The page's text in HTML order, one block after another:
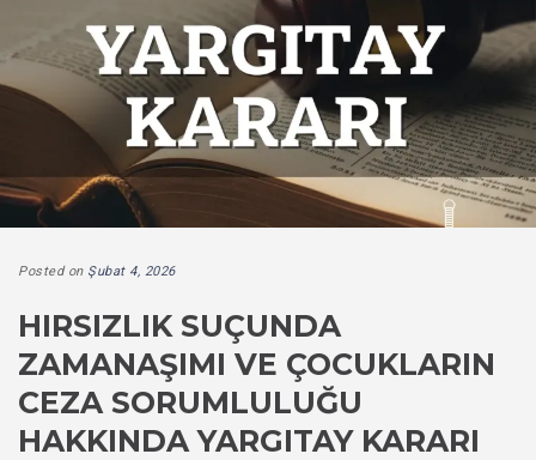
Posted on Şubat 4, 2026
HIRSIZLIK SUÇUNDA
ZAMANAŞIMI VE ÇOCUKLARIN
CEZA SORUMLULUĞU
HAKKINDA YARGITAY KARARI